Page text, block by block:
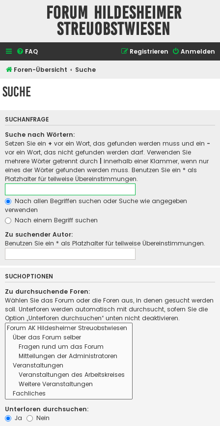
Forum Hildesheimer
Streuobstwiesen
FAQ Anmelden
Registrieren
Foren-Übersicht Suche
Suche
SUCHANFRAGE
Suche nach Wörtern:
Setzen Sie ein + vor ein Wort, das gefunden werden muss und ein -
vor ein Wort, das nicht gefunden werden darf. Verwenden Sie
mehrere Wörter getrennt durch
innerhalb einer Klammer, wenn nur
eines der Wörter gefunden werden muss. Benutzen Sie ein * als
Platzhalter für teilweise Übereinstimmungen.
Nach allen Begriffen suchen oder Suche wie angegeben
verwenden
Nach einem Begriff suchen
Zu suchender Autor:
Benutzen Sie ein * als Platzhalter für teilweise Übereinstimmungen.
SUCHOPTIONEN
Zu durchsuchende Foren:
Wählen Sie das Forum oder die Foren aus, in denen gesucht werden
soll. Unterforen werden automatisch mit durchsucht, sofern Sie die
Option „Unterforen durchsuchen“ unten nicht deaktivieren.
Unterforen durchsuchen:
Ja
Nein